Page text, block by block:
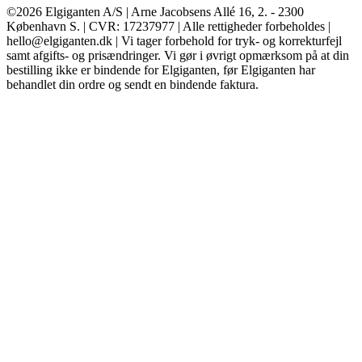
©2026 Elgiganten A/S | Arne Jacobsens Allé 16, 2. - 2300
København S. | CVR: 17237977 | Alle rettigheder forbeholdes |
hello@elgiganten.dk | Vi tager forbehold for tryk- og korrekturfejl
samt afgifts- og prisændringer. Vi gør i øvrigt opmærksom på at din
bestilling ikke er bindende for Elgiganten, før Elgiganten har
behandlet din ordre og sendt en bindende faktura.